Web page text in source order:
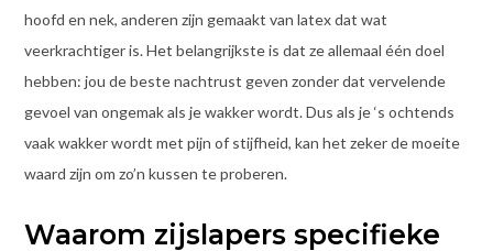
hoofd en nek, anderen zijn gemaakt van latex dat wat
veerkrachtiger is. Het belangrijkste is dat ze allemaal één doel
hebben: jou de beste nachtrust geven zonder dat vervelende
gevoel van ongemak als je wakker wordt. Dus als je ‘s ochtends
vaak wakker wordt met pijn of stijfheid, kan het zeker de moeite
waard zijn om zo’n kussen te proberen.
Waarom zijslapers specifieke